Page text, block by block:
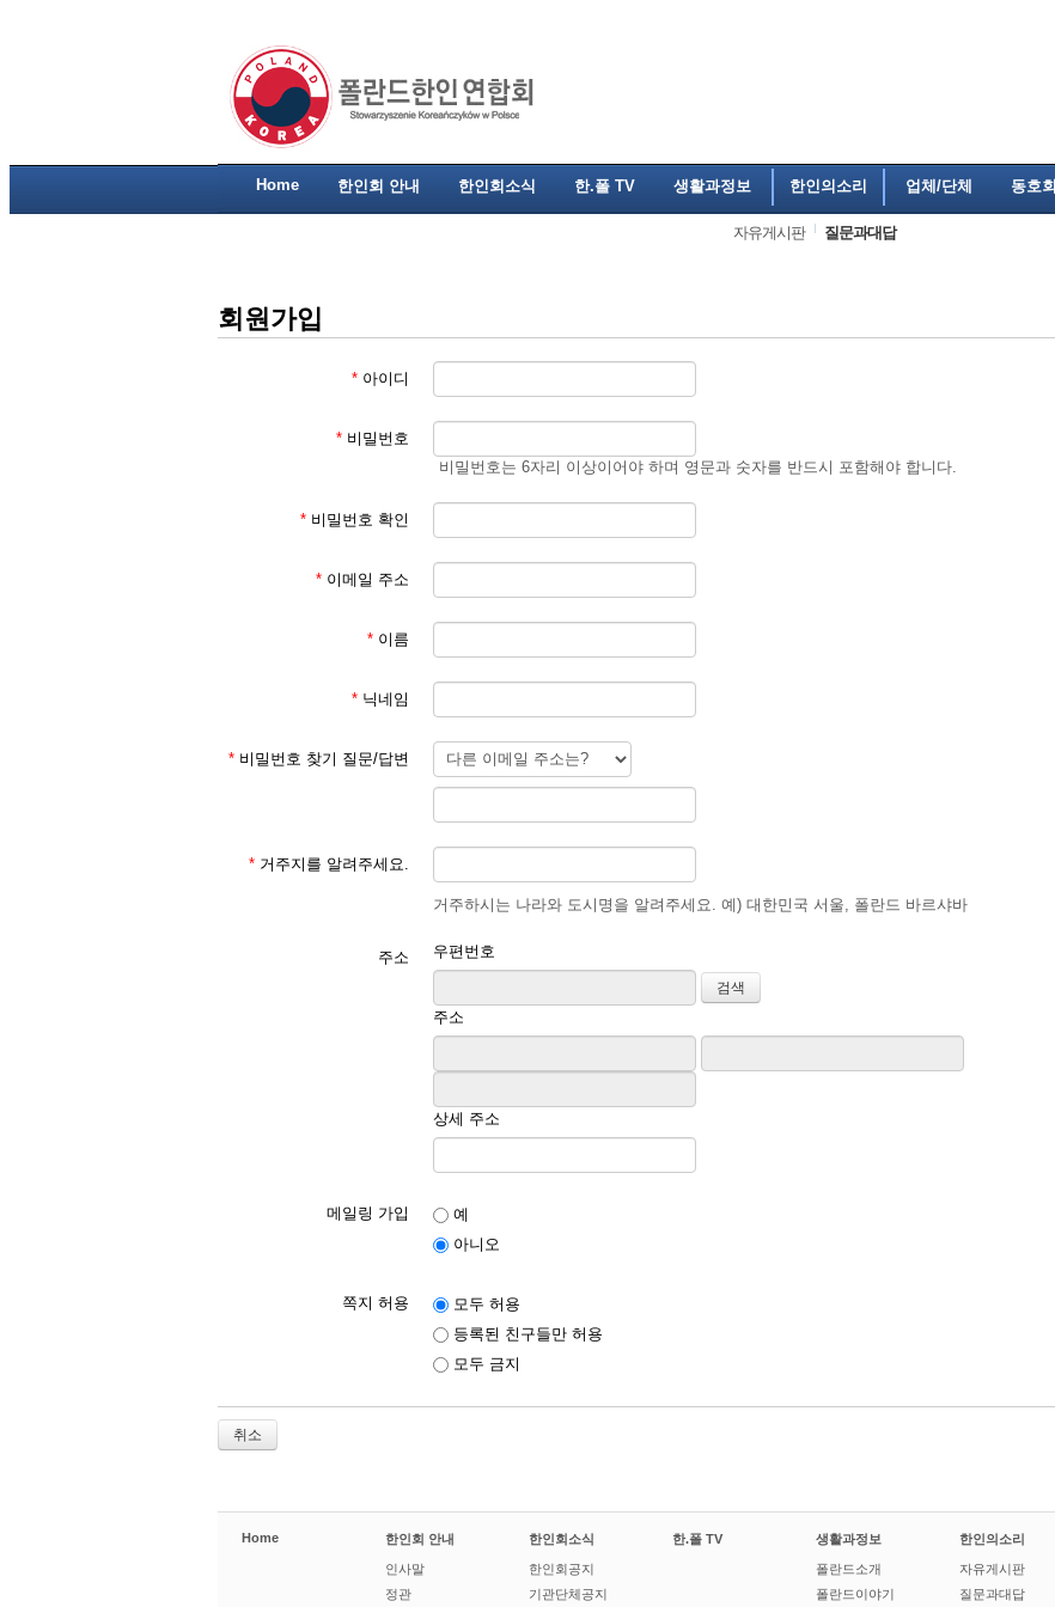
Home 한인회 안내 한인회소식 한.폴 TV 생활과정보 한인의소리 업체/단체 동호회
자유게시판 질문과대답
회원가입
* 아이디
* 비밀번호
비밀번호는 6자리 이상이어야 하며 영문과 숫자를 반드시 포함해야 합니다.
* 비밀번호 확인
* 이메일 주소
* 이름
* 닉네임
* 비밀번호 찾기 질문/답변
* 거주지를 알려주세요.
거주하시는 나라와 도시명을 알려주세요. 예) 대한민국 서울, 폴란드 바르샤바
주소 우편번호
주소
상세 주소
메일링 가입
예
아니오
쪽지 허용
모두 허용
등록된 친구들만 허용
모두 금지
취소
Home 한인회 안내
인사말
정관
한인회소식
한인회공지
기관단체공지
한.폴 TV 생활과정보
폴란드소개
폴란드이야기
한인의소리
자유게시판
질문과대답